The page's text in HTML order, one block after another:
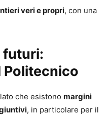
veri e propri, con una
futuri:
che esistono margini
, in particolare per il